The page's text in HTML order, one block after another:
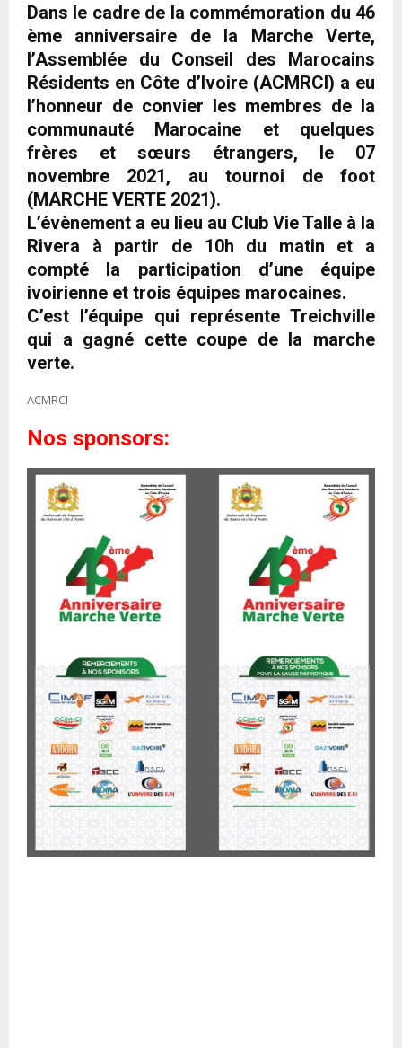
Dans le cadre de la commémoration du 46
ème anniversaire de la Marche Verte,
l’Assemblée du Conseil des Marocains
Résidents en Côte d’Ivoire (ACMRCI) a eu
l’honneur de convier les membres de la
communauté Marocaine et quelques
frères et sœurs étrangers, le 07
novembre 2021, au tournoi de foot
(MARCHE VERTE 2021).
L’évènement a eu lieu au Club Vie Talle à la
Rivera à partir de 10h du matin et a
compté la participation d’une équipe
ivoirienne et trois équipes marocaines.
C’est l’équipe qui représente Treichville
qui a gagné cette coupe de la marche
verte.
ACMRCI
Nos sponsors: